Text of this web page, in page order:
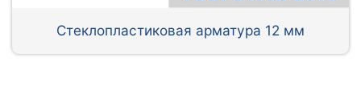
Стеклопластиковая арматура 12 мм